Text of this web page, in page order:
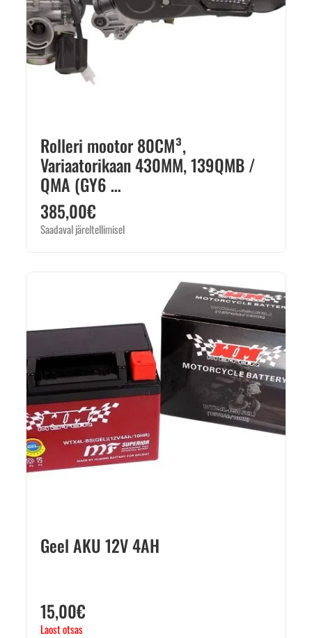
Rolleri mootor 80CM³,
Variaatorikaan 430MM, 139QMB /
QMA (GY6 …
385,00€
Saadaval järeltellimisel
Geel AKU 12V 4AH
15,00€
Laost otsas